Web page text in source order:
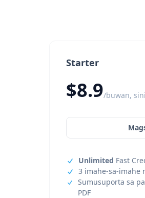
Starter
$8.9/buwan,
Unlimited Fast
3 imahe-sa-imahe
Sumusuporta sa
PDF